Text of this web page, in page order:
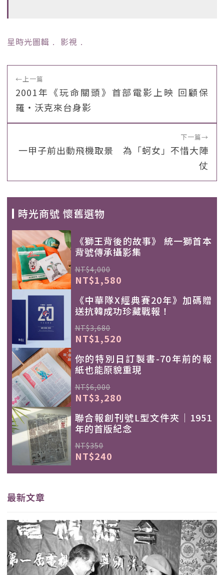
星時光圖輯 ﹒ 影視 ﹒
←上一篇
2001年《玩命關頭》首部電影上映 回顧保
羅・沃克來台身影
下一篇→
一甲子前出動飛機取景 為「蚵女」不惜大陣
仗
時光商號 懷舊選物
《獅王背後的故事》 統一獅首本
背號傳承攝影集
NT$4,000
NT$1,580
《中華隊X經典賽20年》加碼贈
送抗韓成功珍藏戰報！
NT$3,680
NT$1,520
你的特別日訂製書-70年前的報
紙也能原貌重現
NT$6,000
NT$3,280
聯合報創刊號L型文件夾｜1951
年的首版紀念
NT$350
NT$240
最新文章